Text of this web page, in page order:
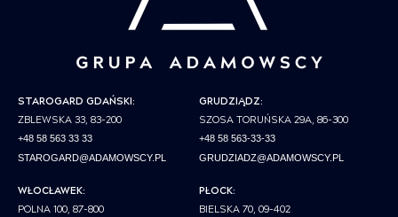
STAROGARD GDAŃSKI:
ZBLEWSKA 33, 83-200
+48 58 563 33 33
STAROGARD@ADAMOWSCY.PL
GRUDZIĄDZ:
SZOSA TORUŃSKA 29A, 86-300
+48 58 563-33-33
GRUDZIADZ@ADAMOWSCY.PL
WŁOCŁAWEK:
POLNA 100, 87-800
PŁOCK:
BIELSKA 70, 09-402